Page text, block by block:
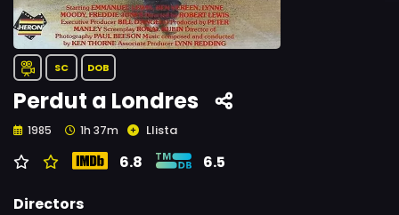
SC DOB
Perdut a Londres
1985 1h 37m Llista
6.8 6.5
Directors